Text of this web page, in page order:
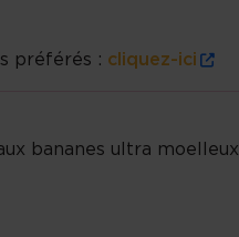
préférés : cliquez-ici
bananes ultra moelleux